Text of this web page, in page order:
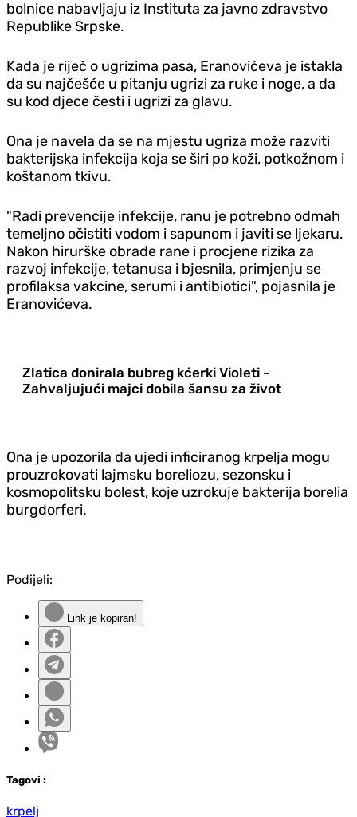
bolnice nabavljaju iz Instituta za javno zdravstvo
Republike Srpske.
Kada je riječ o ugrizima pasa, Eranovićeva je istakla
da su najčešće u pitanju ugrizi za ruke i noge, a da
su kod djece česti i ugrizi za glavu.
Ona je navela da se na mjestu ugriza može razviti
bakterijska infekcija koja se širi po koži, potkožnom i
koštanom tkivu.
"Radi prevencije infekcije, ranu je potrebno odmah
temeljno očistiti vodom i sapunom i javiti se ljekaru.
Nakon hirurške obrade rane i procjene rizika za
razvoj infekcije, tetanusa i bjesnila, primjenju se
profilaksa vakcine, serumi i antibiotici", pojasnila je
Eranovićeva.
Zlatica donirala bubreg kćerki Violeti -
Zahvaljujući majci dobila šansu za život
Ona je upozorila da ujedi inficiranog krpelja mogu
prouzrokovati lajmsku boreliozu, sezonsku i
kosmopolitsku bolest, koje uzrokuje bakterija borelia
burgdorferi.
Podijeli:
Link je kopiran!
Tagovi :
krpelj